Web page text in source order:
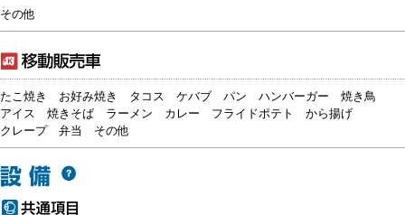
その他
たこ焼き お好み焼き タコス ケバブ パン ハンバーガー
焼き鳥
アイス
焼きそば ラーメン カレー フライドポテト
から揚げ
クレープ
弁当 その他